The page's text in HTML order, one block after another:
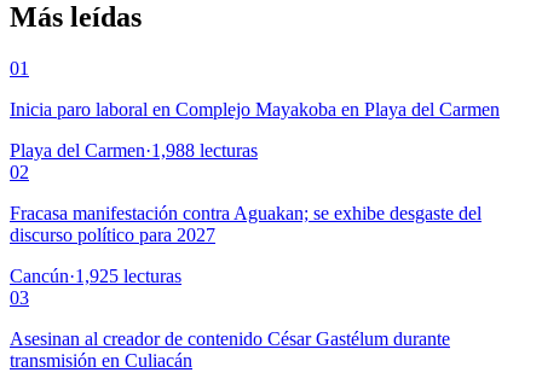
Más leídas
01
Inicia paro laboral en Complejo Mayakoba en Playa del Carmen
Playa del Carmen·1,988 lecturas
02
Fracasa manifestación contra Aguakan; se exhibe desgaste del
discurso político para 2027
Cancún·1,925 lecturas
03
Asesinan al creador de contenido César Gastélum durante
transmisión en Culiacán